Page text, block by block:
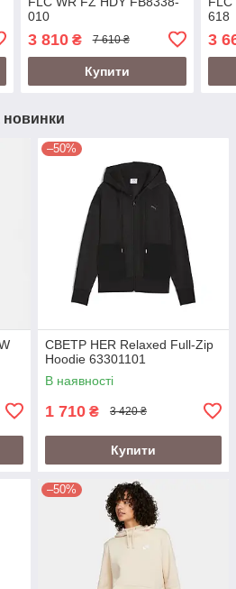
010
3 810₴ 7 610 ₴
Купити
618
3
новинки
–50%
СВЕТР HER Relaxed Full-Zip
Hoodie 63301101
В наявності
1 710 ₴ 3 420 ₴
Купити
–50%